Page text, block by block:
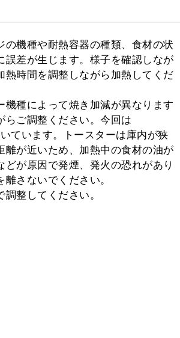
の機種や耐熱容器の種類、食材の状
誤差が生じます。様子を確認しなが
熱時間を調整しながら加熱してくだ
機種によって焼き加減が異なります
らご調整ください。今回は
います。トースターは庫内が狭
離が近いため、加熱中の食材の油が
どが原因で発煙、発火の恐れがあり
さないでください。
整してください。